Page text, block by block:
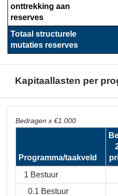
onttrekking aan
reserves
Totaal structurele
mutaties reserves
Kapitaallasten per
overzicht
Bedragen x €1.000
Programma/taakveld
1 Bestuur
0.1 Bestuur